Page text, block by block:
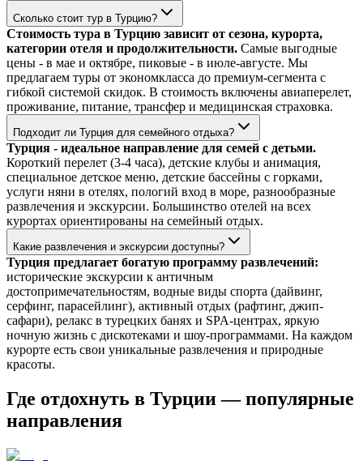
Сколько стоит тур в Турцию?
Стоимость тура в Турцию зависит от сезона, курорта,
категории отеля и продолжительности. Самые выгодные
цены - в мае и октябре, пиковые - в июле-августе. Мы
предлагаем туры от экономкласса до премиум-сегмента с
гибкой системой скидок. В стоимость включены авиаперелет,
проживание, питание, трансфер и медицинская страховка.
Подходит ли Турция для семейного отдыха?
Турция - идеальное направление для семей с детьми.
Короткий перелет (3-4 часа), детские клубы и анимация,
специальное детское меню, детские бассейны с горками,
услуги няни в отелях, пологий вход в море, разнообразные
развлечения и экскурсии. Большинство отелей на всех
курортах ориентированы на семейный отдых.
Какие развлечения и экскурсии доступны?
Турция предлагает богатую программу развлечений:
исторические экскурсии к античным
достопримечательностям, водные виды спорта (дайвинг,
серфинг, парасейлинг), активный отдых (рафтинг, джип-
сафари), релакс в турецких банях и SPA-центрах, яркую
ночную жизнь с дискотеками и шоу-программами. На каждом
курорте есть свои уникальные развлечения и природные
красоты.
Где отдохнуть в Турции — популярные
направления